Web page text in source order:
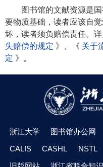
图书馆的文献资源是
要物质基础，读者应该自
坏，读者须负赔偿责任。
失赔偿的规定 》、《 关于
定 》。
浙江大学 图书馆办公网
CALIS
CASHL NSTL